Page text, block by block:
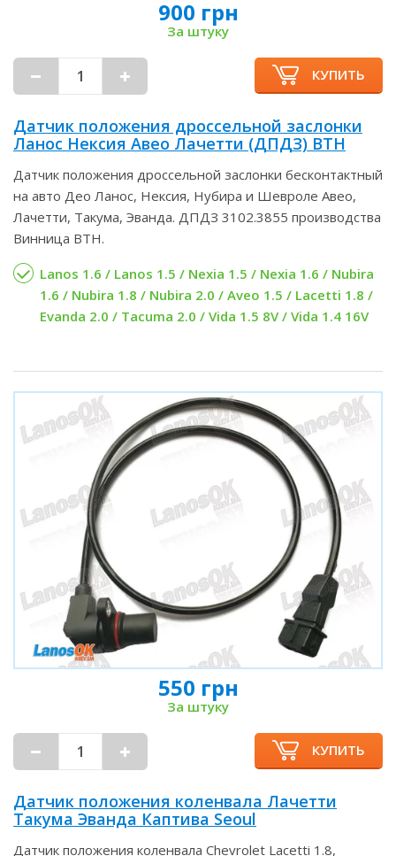
900 грн
За штуку
КУПИТЬ
Датчик положения дроссельной заслонки
Ланос Нексия Авео Лачетти (ДПДЗ) ВТН
Датчик положения дроссельной заслонки бесконтактный
на авто Део Ланос, Нексия, Нубира и Шевроле Авео,
Лачетти, Такума, Эванда. ДПДЗ 3102.3855 производства
Винница ВТН.
Lanos 1.6 / Lanos 1.5 / Nexia 1.5 / Nexia 1.6 / Nubira
1.6 / Nubira 1.8 / Nubira 2.0 / Aveo 1.5 / Lacetti 1.8 /
Evanda 2.0 / Tacuma 2.0 / Vida 1.5 8V / Vida 1.4 16V
550 грн
За штуку
КУПИТЬ
Датчик положения коленвала Лачетти
Такума Эванда Каптива Seoul
Датчик положения коленвала Chevrolet Lacetti 1.8,